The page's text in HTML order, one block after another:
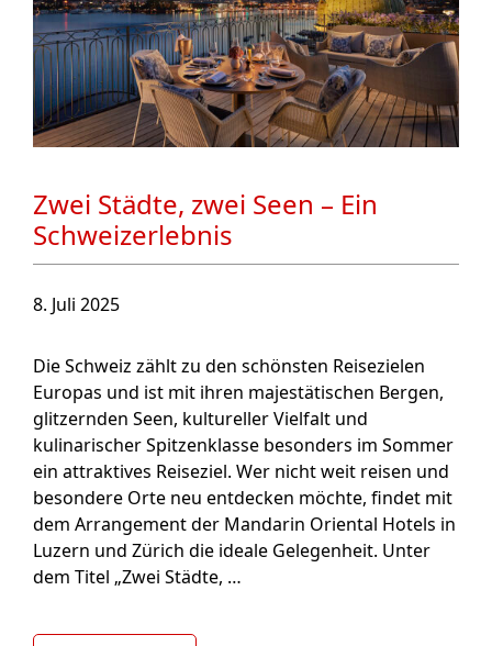
Zwei Städte, zwei Seen – Ein
Schweizerlebnis
8. Juli 2025
Die Schweiz zählt zu den schönsten Reisezielen
Europas und ist mit ihren majestätischen Bergen,
glitzernden Seen, kultureller Vielfalt und
kulinarischer Spitzenklasse besonders im Sommer
ein attraktives Reiseziel. Wer nicht weit reisen und
besondere Orte neu entdecken möchte, findet mit
dem Arrangement der Mandarin Oriental Hotels in
Luzern und Zürich die ideale Gelegenheit. Unter
dem Titel „Zwei Städte, …